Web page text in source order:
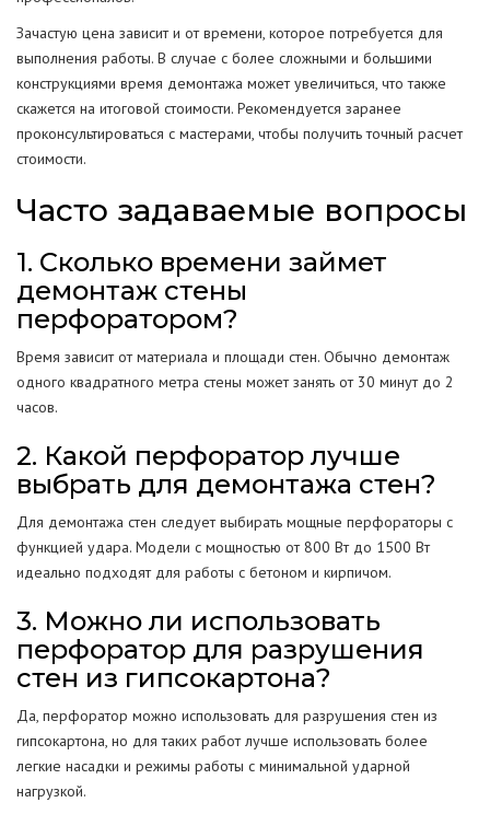
Зачастую цена зависит и от времени, которое потребуется для
выполнения работы. В случае с более сложными и большими
конструкциями время демонтажа может увеличиться, что также
скажется на итоговой стоимости. Рекомендуется заранее
проконсультироваться с мастерами, чтобы получить точный расчет
стоимости.
Часто задаваемые вопросы
1. Сколько времени займет
демонтаж стены
перфоратором?
Время зависит от материала и площади стен. Обычно демонтаж
одного квадратного метра стены может занять от 30 минут до 2
часов.
2. Какой перфоратор лучше
выбрать для демонтажа стен?
Для демонтажа стен следует выбирать мощные перфораторы с
функцией удара. Модели с мощностью от 800 Вт до 1500 Вт
идеально подходят для работы с бетоном и кирпичом.
3. Можно ли использовать
перфоратор для разрушения
стен из гипсокартона?
Да, перфоратор можно использовать для разрушения стен из
гипсокартона, но для таких работ лучше использовать более
легкие насадки и режимы работы с минимальной ударной
нагрузкой.